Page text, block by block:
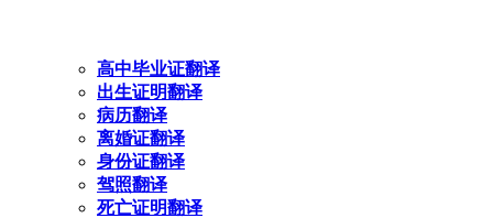
高中毕业证翻译
出生证明翻译
病历翻译
离婚证翻译
身份证翻译
驾照翻译
死亡证明翻译